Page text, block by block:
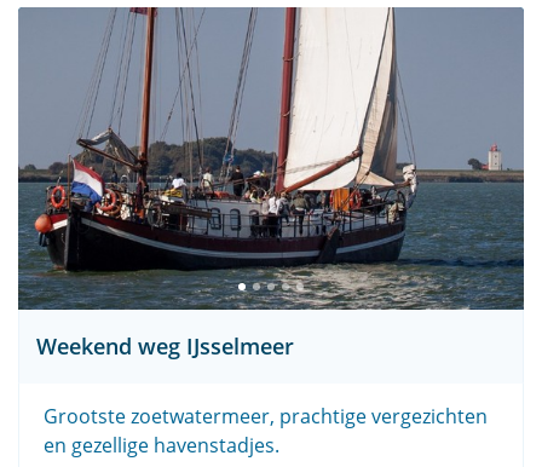
Weekend weg IJsselmeer
Grootste zoetwatermeer, prachtige vergezichten
en gezellige havenstadjes.